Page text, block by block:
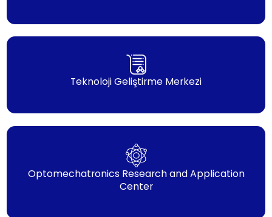
Teknoloji Geliştirme Merkezi
Optomechatronics Research and Application
Center